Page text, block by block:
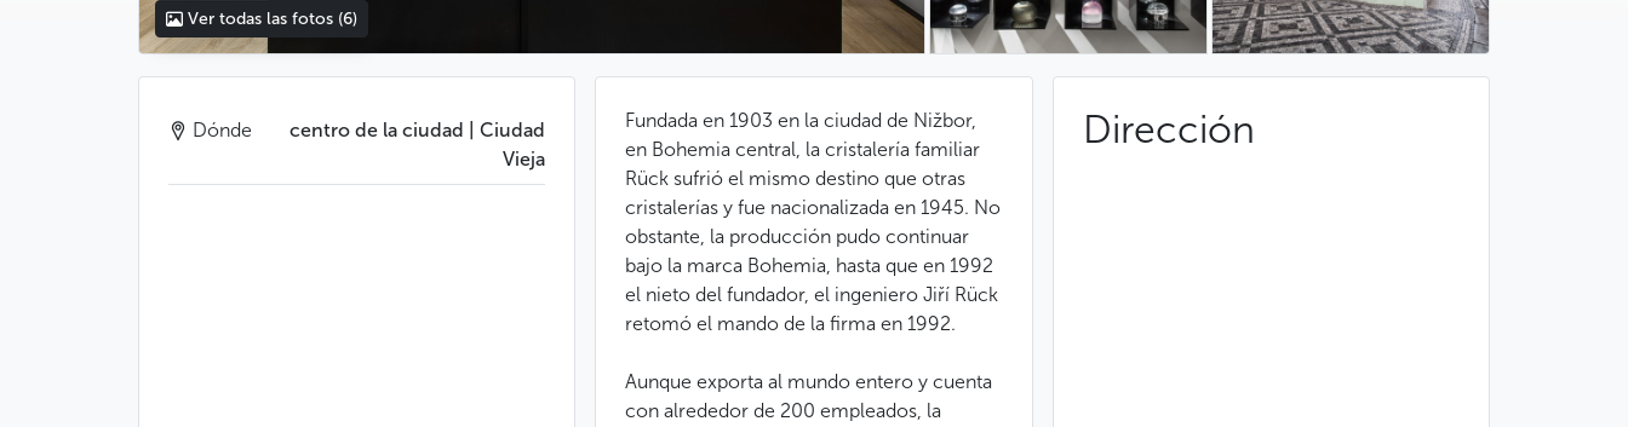
Ver todas las fotos (6)
Fundada en 1903 en la ciudad de Nižbor,
en Bohemia central, la cristalería familiar
Rück sufrió el mismo destino que otras
cristalerías y fue nacionalizada en 1945. No
obstante, la producción pudo continuar
bajo la marca Bohemia, hasta que en 1992
el nieto del fundador, el ingeniero Jiří Rück
retomó el mando de la firma en 1992.
Aunque exporta al mundo entero y cuenta
con alrededor de 200 empleados, la
Dónde
centro de la ciudad | Ciudad
Vieja
Dirección